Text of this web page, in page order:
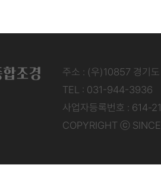
주소 : (우)10857 경기
TEL : 031-944-3936
사업자등록번호 : 614-
COPYRIGHT ⓒ SINCE